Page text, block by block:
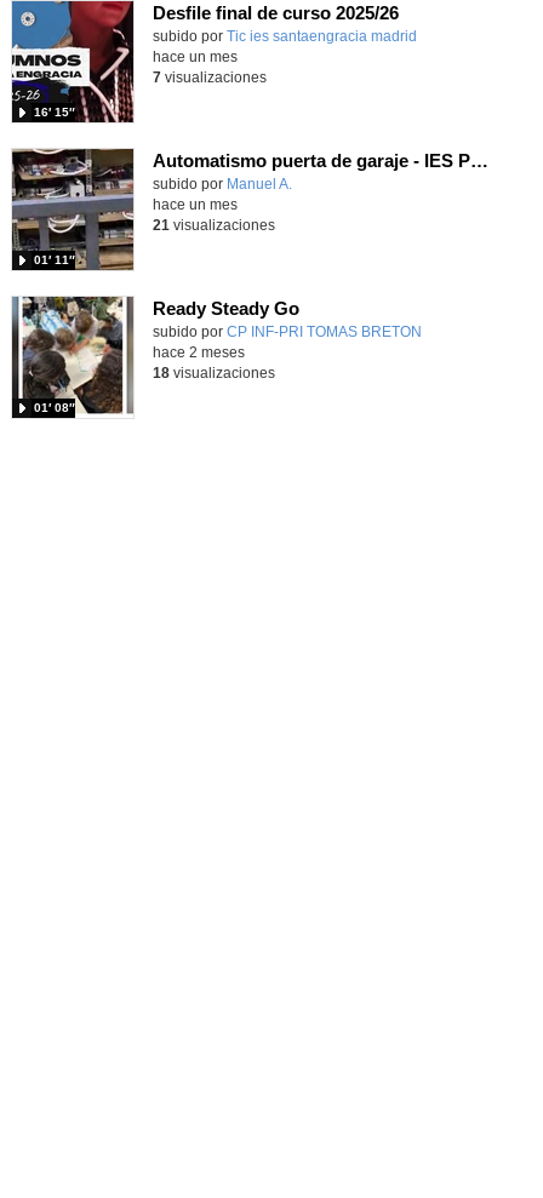
Desfile final de curso 2025/26
subido por Tic ies santaengracia madrid
16′ 15″
hace un mes
7visualizaciones
Automatismo puerta de garaje - IES Pacifico
Contenido educativo.
subido por Manuel A.
01′ 11″
hace un mes
21 visualizaciones
Ready Steady Go
Contenido educativo.
subido por CP INF-PRI TOMAS BRETON
01′ 08″
hace 2 meses
18visualizaciones